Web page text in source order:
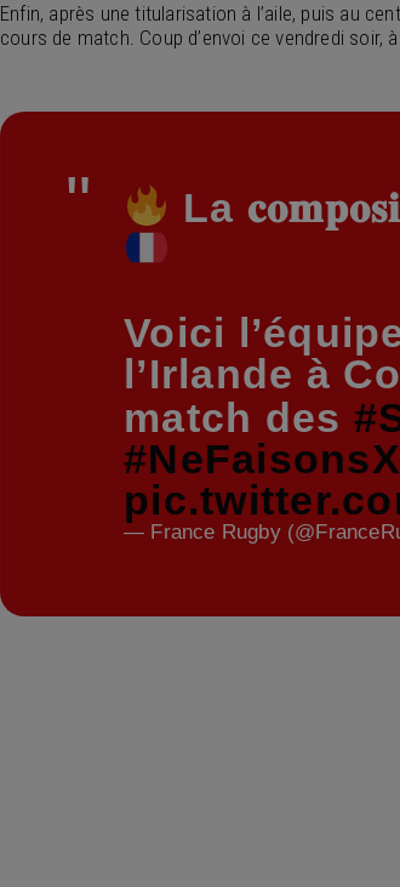
Enfin, après une titularisation à l’aile, puis au
cours de match. Coup d’envoi ce vendredi soir, à
La
Voici
l’Irlande à
match des
— France Rugby